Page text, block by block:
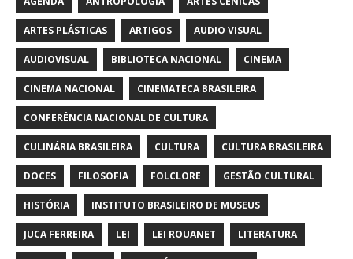
ARTES PLÁSTICAS ARTIGOS AUDIO VISUAL
AUDIOVISUAL BIBLIOTECA NACIONAL CINEMA
CINEMA NACIONAL CINEMATECA BRASILEIRA
CONFERÊNCIA NACIONAL DE CULTURA
CULINÁRIA BRASILEIRA CULTURA CULTURA BRASILEIRA
DOCES FILOSOFIA FOLCLORE GESTÃO CULTURAL
HISTÓRIA INSTITUTO BRASILEIRO DE MUSEUS
JUCA FERREIRA LEI LEI ROUANET LITERATURA